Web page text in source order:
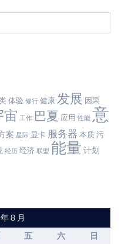
体验 修行 健康 发展 因果
宙 工作 巴夏 应用 性能 意
案 星际 显卡 服务器 本质 污
经历 经济 联盟 能量 计划
8 月
五 六
日